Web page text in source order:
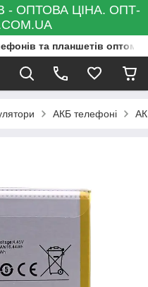
- ОПТОВА ЦІНА. ОПТ-
та планшетів оптом
АКБ телефоні